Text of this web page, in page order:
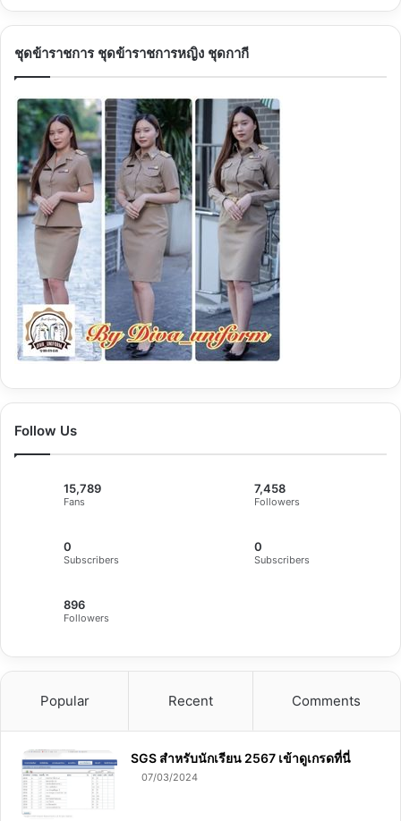
ชุดข้าราชการ ชุดข้าราชการหญิง ชุดกากี
Follow Us
15,789
Fans
7,458
Followers
0
Subscribers
0
Subscribers
896
Followers
Popular Recent Comments
SGS สําหรับนักเรียน 2567 เข้าดูเกรดที่นี่
07/03/2024